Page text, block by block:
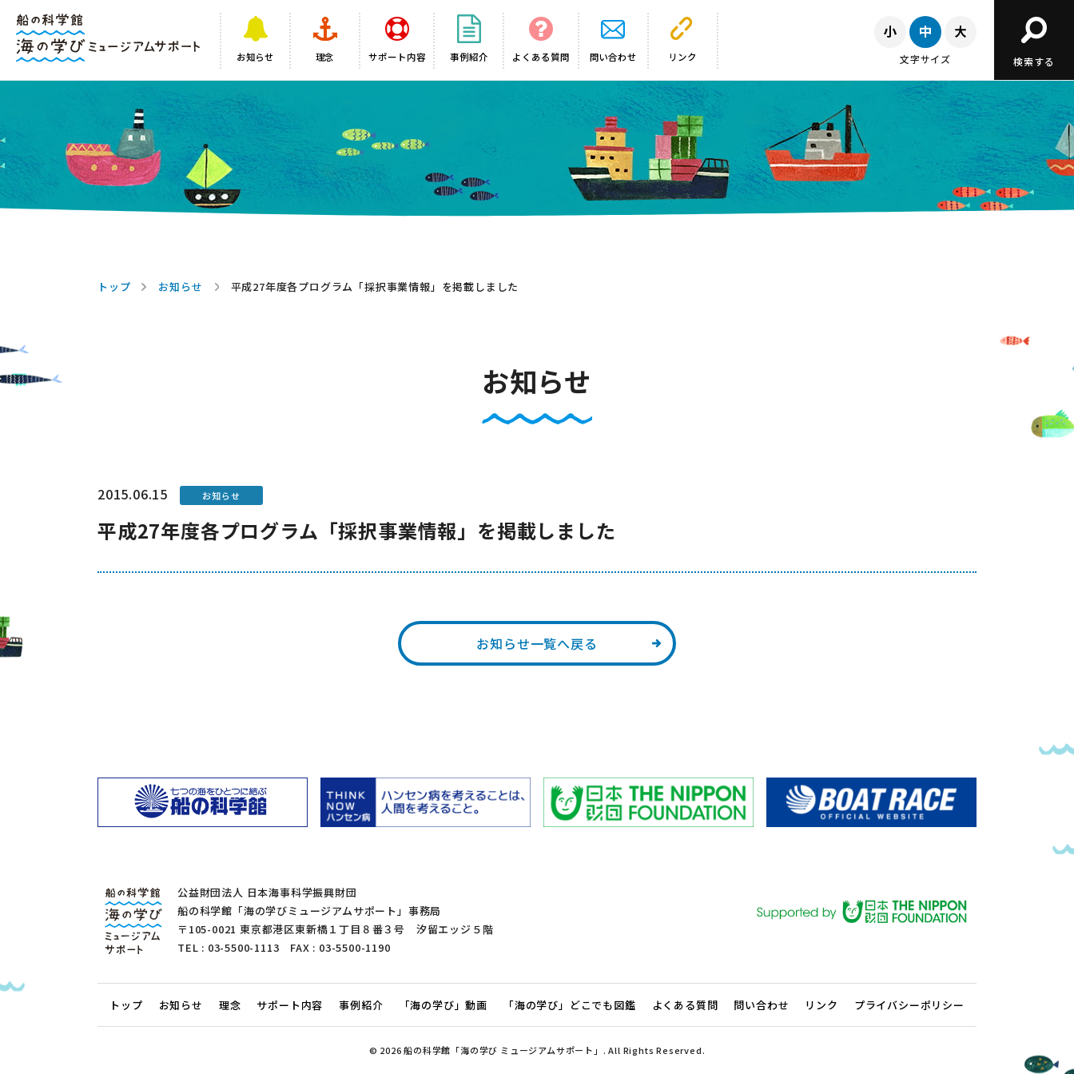
お知らせ 理念 サポート内容 事例紹介 よくある質問 問い合わせ リンク 文字サイズ 検索する
トップ お知らせ 平成27年度各プログラム「採択事業情報」を掲載しました
お知らせ
2015.06.15 お知らせ
平成27年度各プログラム「採択事業情報」を掲載しました
お知らせ一覧へ戻る
公益財団法人 日本海事科学振興財団
船の科学館「海の学びミュージアムサポート」事務局
〒105-0021 東京都港区東新橋１丁目８番３号 汐留エッジ５階
TEL : 03-5500-1113 FAX : 03-5500-1190
トップ お知らせ 理念 サポート内容 事例紹介 「海の学び」動画 「海の学び」どこでも図鑑 よくある質問 問い合わせ リンク プライバシーポリシー
© 2026 船の科学館「海の学び ミュージアムサポート」.All Rights Reserved.